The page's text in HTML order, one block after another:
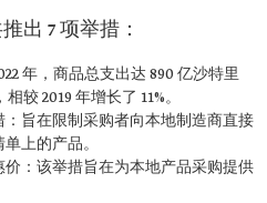
出 7 项举措：
年，商品总支出达 890 亿沙特里
较 2019 年增长了 11%。
旨在限制采购者向本地制造商直接
上的产品。
：该举措旨在为本地产品采购提供